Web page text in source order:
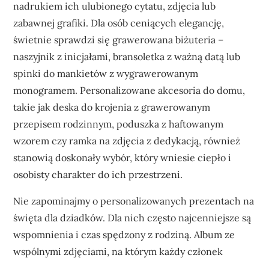
nadrukiem ich ulubionego cytatu, zdjęcia lub
zabawnej grafiki. Dla osób ceniących elegancję,
świetnie sprawdzi się grawerowana biżuteria –
naszyjnik z inicjałami, bransoletka z ważną datą lub
spinki do mankietów z wygrawerowanym
monogramem. Personalizowane akcesoria do domu,
takie jak deska do krojenia z grawerowanym
przepisem rodzinnym, poduszka z haftowanym
wzorem czy ramka na zdjęcia z dedykacją, również
stanowią doskonały wybór, który wniesie ciepło i
osobisty charakter do ich przestrzeni.
Nie zapominajmy o personalizowanych prezentach na
święta dla dziadków. Dla nich często najcenniejsze są
wspomnienia i czas spędzony z rodziną. Album ze
wspólnymi zdjęciami, na którym każdy członek